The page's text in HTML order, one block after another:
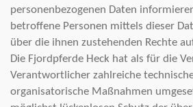
personenbezogenen Daten
betroffene Personen mittels dieser
über die ihnen zustehenden Rechte
Die Fjordpferde Heck hat als für die
Verantwortlicher zahlreiche
organisatorische Maßnahmen